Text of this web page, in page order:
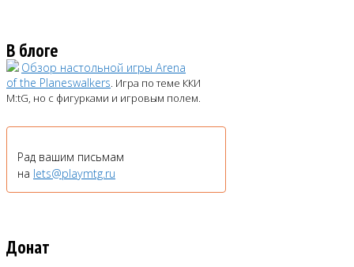
В блоге
Обзор настольной игры Arena
of the Planeswalkers. Игра по теме ККИ
M:tG, но с фигурками и игровым полем.
Рад вашим письмам
на lets@playmtg.ru
Донат